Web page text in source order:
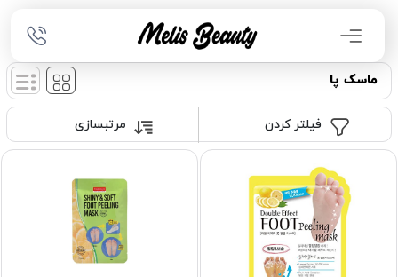
ماسک پا
مرتبسازی فیلتر کردن